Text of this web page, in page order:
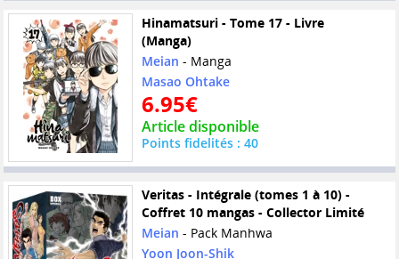
Hinamatsuri - Tome 17 - Livre
(Manga)
Meian - Manga
Masao Ohtake
6.95€
Article disponible
Points fidelités : 40
Veritas - Intégrale (tomes 1 à 10) -
Coffret 10 mangas - Collector Limité
Meian - Pack Manhwa
Yoon Joon-Shik